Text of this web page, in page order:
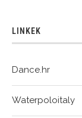
LINKEK
Dance.hr
Waterpoloitaly